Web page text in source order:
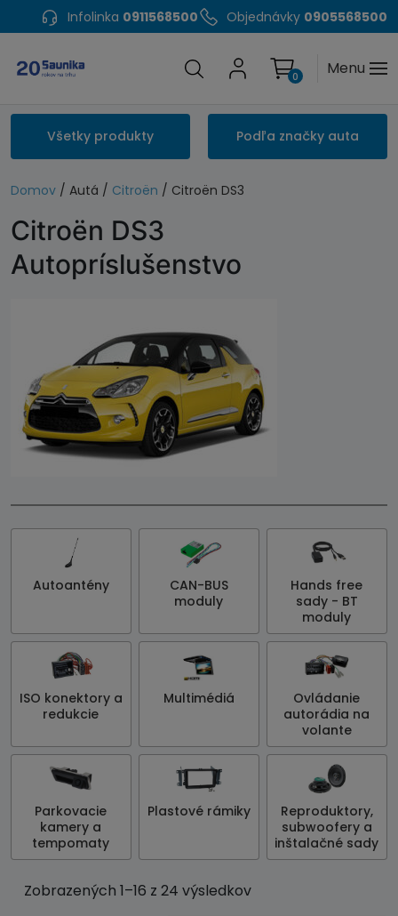
Infolinka 0911568500 Objednávky 0905568500
Menu
0
Všetky produkty Podľa značky auta
Domov / Autá / Citroën / Citroën DS3
Citroën DS3
Autopríslušenstvo
Autoantény
CAN-BUS
moduly
Hands free
sady - BT
moduly
ISO konektory a
redukcie
Multimédiá
Ovládanie
autorádia na
volante
Parkovacie
kamery a
tempomaty
Plastové rámiky
Reproduktory,
subwoofery a
inštalačné sady
Zobrazených 1–16 z 24 výsledkov